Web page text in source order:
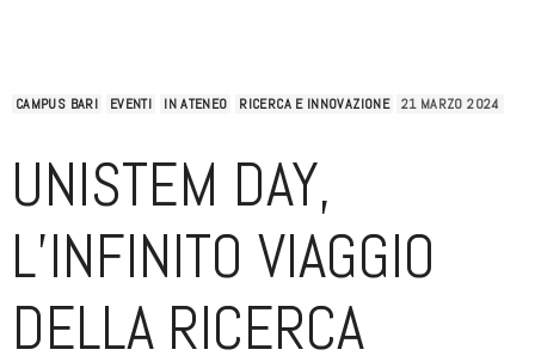
CAMPUS BARI EVENTI IN ATENEO RICERCA E INNOVAZIONE 21 MARZO 2024
UNISTEM DAY,
L’INFINITO VIAGGIO
DELLA RICERCA